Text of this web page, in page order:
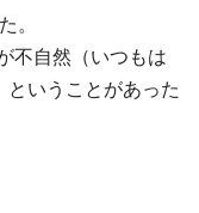
。
不自然（いつもは
いうことがあった